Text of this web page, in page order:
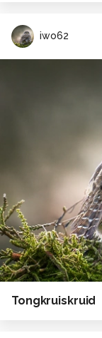
iwo62
Tongkruiskruid